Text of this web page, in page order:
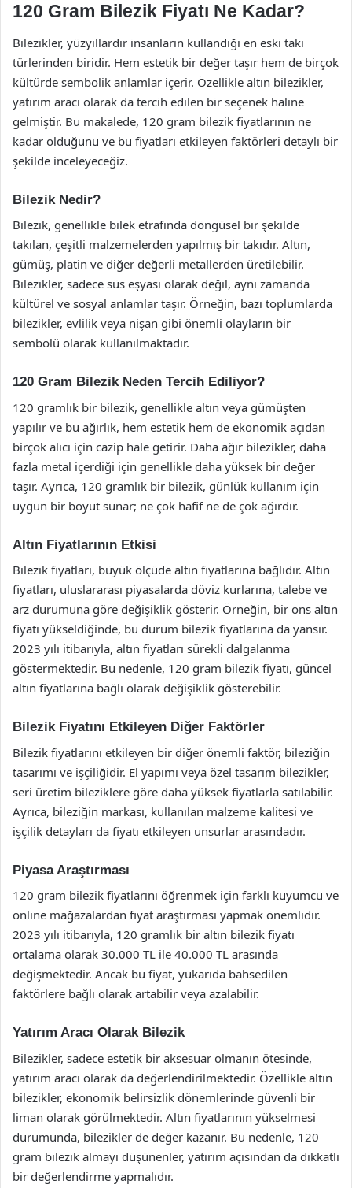
120 Gram Bilezik Fiyatı Ne Kadar?
Bilezikler, yüzyıllardır insanların kullandığı en eski takı
türlerinden biridir. Hem estetik bir değer taşır hem de birçok
kültürde sembolik anlamlar içerir. Özellikle altın bilezikler,
yatırım aracı olarak da tercih edilen bir seçenek haline
gelmiştir. Bu makalede, 120 gram bilezik fiyatlarının ne
kadar olduğunu ve bu fiyatları etkileyen faktörleri detaylı bir
şekilde inceleyeceğiz.
Bilezik Nedir?
Bilezik, genellikle bilek etrafında döngüsel bir şekilde
takılan, çeşitli malzemelerden yapılmış bir takıdır. Altın,
gümüş, platin ve diğer değerli metallerden üretilebilir.
Bilezikler, sadece süs eşyası olarak değil, aynı zamanda
kültürel ve sosyal anlamlar taşır. Örneğin, bazı toplumlarda
bilezikler, evlilik veya nişan gibi önemli olayların bir
sembolü olarak kullanılmaktadır.
120 Gram Bilezik Neden Tercih Ediliyor?
120 gramlık bir bilezik, genellikle altın veya gümüşten
yapılır ve bu ağırlık, hem estetik hem de ekonomik açıdan
birçok alıcı için cazip hale getirir. Daha ağır bilezikler, daha
fazla metal içerdiği için genellikle daha yüksek bir değer
taşır. Ayrıca, 120 gramlık bir bilezik, günlük kullanım için
uygun bir boyut sunar; ne çok hafif ne de çok ağırdır.
Altın Fiyatlarının Etkisi
Bilezik fiyatları, büyük ölçüde altın fiyatlarına bağlıdır. Altın
fiyatları, uluslararası piyasalarda döviz kurlarına, talebe ve
arz durumuna göre değişiklik gösterir. Örneğin, bir ons altın
fiyatı yükseldiğinde, bu durum bilezik fiyatlarına da yansır.
2023 yılı itibarıyla, altın fiyatları sürekli dalgalanma
göstermektedir. Bu nedenle, 120 gram bilezik fiyatı, güncel
altın fiyatlarına bağlı olarak değişiklik gösterebilir.
Bilezik Fiyatını Etkileyen Diğer Faktörler
Bilezik fiyatlarını etkileyen bir diğer önemli faktör, bileziğin
tasarımı ve işçiliğidir. El yapımı veya özel tasarım bilezikler,
seri üretim bileziklere göre daha yüksek fiyatlarla satılabilir.
Ayrıca, bileziğin markası, kullanılan malzeme kalitesi ve
işçilik detayları da fiyatı etkileyen unsurlar arasındadır.
Piyasa Araştırması
120 gram bilezik fiyatlarını öğrenmek için farklı kuyumcu ve
online mağazalardan fiyat araştırması yapmak önemlidir.
2023 yılı itibarıyla, 120 gramlık bir altın bilezik fiyatı
ortalama olarak 30.000 TL ile 40.000 TL arasında
değişmektedir. Ancak bu fiyat, yukarıda bahsedilen
faktörlere bağlı olarak artabilir veya azalabilir.
Yatırım Aracı Olarak Bilezik
Bilezikler, sadece estetik bir aksesuar olmanın ötesinde,
yatırım aracı olarak da değerlendirilmektedir. Özellikle altın
bilezikler, ekonomik belirsizlik dönemlerinde güvenli bir
liman olarak görülmektedir. Altın fiyatlarının yükselmesi
durumunda, bilezikler de değer kazanır. Bu nedenle, 120
gram bilezik almayı düşünenler, yatırım açısından da dikkatli
bir değerlendirme yapmalıdır.